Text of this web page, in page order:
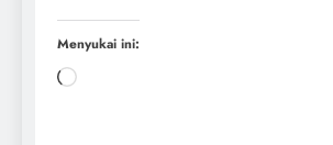
Menyukai ini: